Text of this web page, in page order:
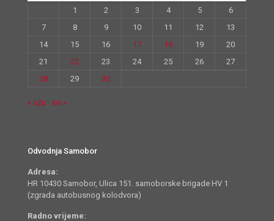
1
2 3 4 5
6
7
8 9 10 11 12
13
14
15 16 17 18 19
20
21
22 23 24 25 26
27
28
29 30
« ožu svi »
Odvodnja Samobor
Adresa:
HR 10430 Samobor, Ulica 151. samoborske brigade HV 1
(zgrada autobusnog kolodvora)
Radno vrijeme: